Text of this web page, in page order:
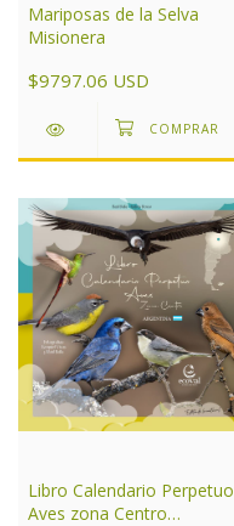
Mariposas de la Selva
Misionera
$9797.06 USD
Libro Calendario Perpetuo
Aves zona Centro